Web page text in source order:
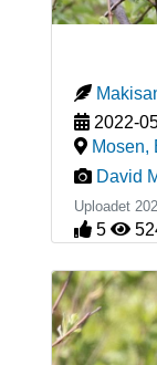
2022-
Mosen,
David
Uploadet
5